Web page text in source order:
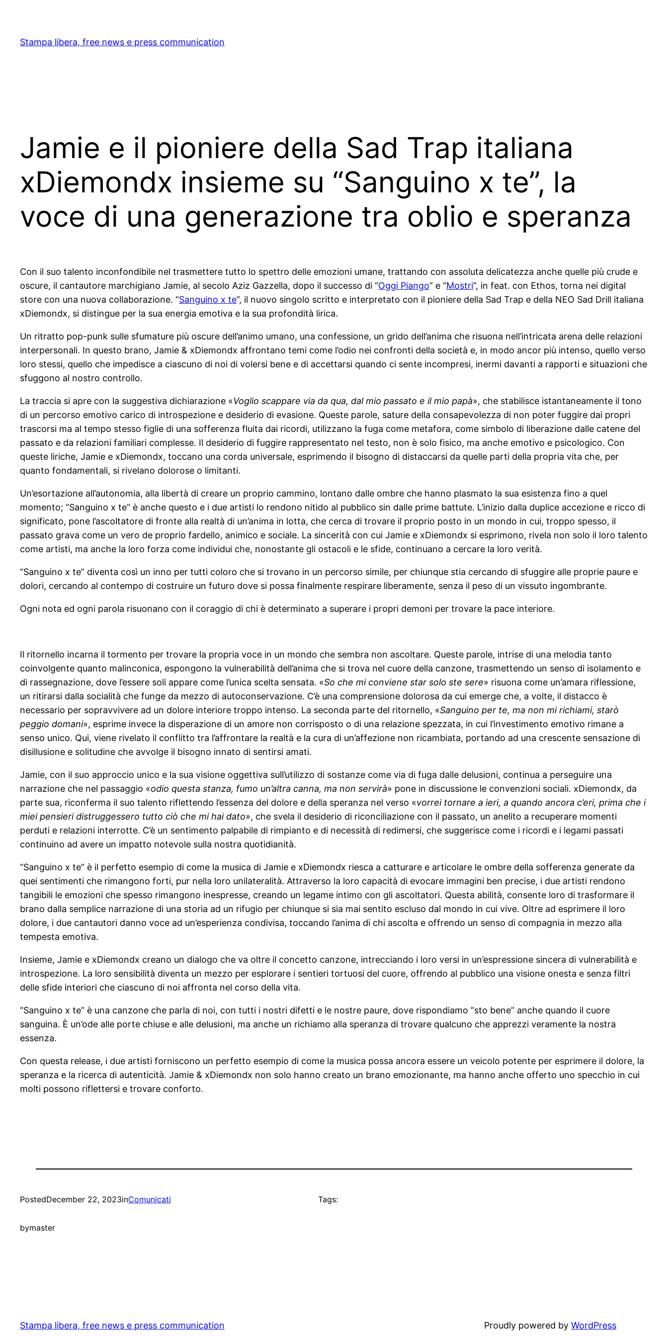
content
Stampa libera, free news e press communication
Jamie e il pioniere della Sad Trap italiana
xDiemondx insieme su “Sanguino x te”, la
voce di una generazione tra oblio e speranza
Con il suo talento inconfondibile nel trasmettere tutto lo spettro delle emozioni umane, trattando con assoluta delicatezza anche quelle più crude e
oscure, il cantautore marchigiano Jamie, al secolo Aziz Gazzella, dopo il successo di “Oggi Piango” e “Mostri”, in feat. con Ethos, torna nei digital
store con una nuova collaborazione. “Sanguino x te”, il nuovo singolo scritto e interpretato con il pioniere della Sad Trap e della NEO Sad Drill italiana
xDiemondx, si distingue per la sua energia emotiva e la sua profondità lirica.
Un ritratto pop-punk sulle sfumature più oscure dell’animo umano, una confessione, un grido dell’anima che risuona nell’intricata arena delle relazioni
interpersonali. In questo brano, Jamie & xDiemondx affrontano temi come l’odio nei confronti della società e, in modo ancor più intenso, quello verso
loro stessi, quello che impedisce a ciascuno di noi di volersi bene e di accettarsi quando ci sente incompresi, inermi davanti a rapporti e situazioni che
sfuggono al nostro controllo.
La traccia si apre con la suggestiva dichiarazione «Voglio scappare via da qua, dal mio passato e il mio papà», che stabilisce istantaneamente il tono
di un percorso emotivo carico di introspezione e desiderio di evasione. Queste parole, sature della consapevolezza di non poter fuggire dai propri
trascorsi ma al tempo stesso figlie di una sofferenza fluita dai ricordi, utilizzano la fuga come metafora, come simbolo di liberazione dalle catene del
passato e da relazioni familiari complesse. Il desiderio di fuggire rappresentato nel testo, non è solo fisico, ma anche emotivo e psicologico. Con
queste liriche, Jamie e xDiemondx, toccano una corda universale, esprimendo il bisogno di distaccarsi da quelle parti della propria vita che, per
quanto fondamentali, si rivelano dolorose o limitanti.
Un’esortazione all’autonomia, alla libertà di creare un proprio cammino, lontano dalle ombre che hanno plasmato la sua esistenza fino a quel
momento; “Sanguino x te” è anche questo e i due artisti lo rendono nitido al pubblico sin dalle prime battute. L’inizio dalla duplice accezione e ricco di
significato, pone l’ascoltatore di fronte alla realtà di un’anima in lotta, che cerca di trovare il proprio posto in un mondo in cui, troppo spesso, il
passato grava come un vero de proprio fardello, animico e sociale. La sincerità con cui Jamie e xDiemondx si esprimono, rivela non solo il loro talento
come artisti, ma anche la loro forza come individui che, nonostante gli ostacoli e le sfide, continuano a cercare la loro verità.
“Sanguino x te” diventa così un inno per tutti coloro che si trovano in un percorso simile, per chiunque stia cercando di sfuggire alle proprie paure e
dolori, cercando al contempo di costruire un futuro dove si possa finalmente respirare liberamente, senza il peso di un vissuto ingombrante.
Ogni nota ed ogni parola risuonano con il coraggio di chi è determinato a superare i propri demoni per trovare la pace interiore.
Il ritornello incarna il tormento per trovare la propria voce in un mondo che sembra non ascoltare. Queste parole, intrise di una melodia tanto
coinvolgente quanto malinconica, espongono la vulnerabilità dell’anima che si trova nel cuore della canzone, trasmettendo un senso di isolamento e
di rassegnazione, dove l’essere soli appare come l’unica scelta sensata. «So che mi conviene star solo ste sere» risuona come un’amara riflessione,
un ritirarsi dalla socialità che funge da mezzo di autoconservazione. C’è una comprensione dolorosa da cui emerge che, a volte, il distacco è
necessario per sopravvivere ad un dolore interiore troppo intenso. La seconda parte del ritornello, «Sanguino per te, ma non mi richiami, starò
peggio domani», esprime invece la disperazione di un amore non corrisposto o di una relazione spezzata, in cui l’investimento emotivo rimane a
senso unico. Qui, viene rivelato il conflitto tra l’affrontare la realtà e la cura di un’affezione non ricambiata, portando ad una crescente sensazione di
disillusione e solitudine che avvolge il bisogno innato di sentirsi amati.
Jamie, con il suo approccio unico e la sua visione oggettiva sull’utilizzo di sostanze come via di fuga dalle delusioni, continua a perseguire una
narrazione che nel passaggio «odio questa stanza, fumo un’altra canna, ma non servirà» pone in discussione le convenzioni sociali. xDiemondx, da
parte sua, riconferma il suo talento riflettendo l’essenza del dolore e della speranza nel verso «vorrei tornare a ieri, a quando ancora c’eri, prima che i
miei pensieri distruggessero tutto ciò che mi hai dato», che svela il desiderio di riconciliazione con il passato, un anelito a recuperare momenti
perduti e relazioni interrotte. C’è un sentimento palpabile di rimpianto e di necessità di redimersi, che suggerisce come i ricordi e i legami passati
continuino ad avere un impatto notevole sulla nostra quotidianità.
“Sanguino x te” è il perfetto esempio di come la musica di Jamie e xDiemondx riesca a catturare e articolare le ombre della sofferenza generate da
quei sentimenti che rimangono forti, pur nella loro unilateralità. Attraverso la loro capacità di evocare immagini ben precise, i due artisti rendono
tangibili le emozioni che spesso rimangono inespresse, creando un legame intimo con gli ascoltatori. Questa abilità, consente loro di trasformare il
brano dalla semplice narrazione di una storia ad un rifugio per chiunque si sia mai sentito escluso dal mondo in cui vive. Oltre ad esprimere il loro
dolore, i due cantautori danno voce ad un’esperienza condivisa, toccando l’anima di chi ascolta e offrendo un senso di compagnia in mezzo alla
tempesta emotiva.
Insieme, Jamie e xDiemondx creano un dialogo che va oltre il concetto canzone, intrecciando i loro versi in un’espressione sincera di vulnerabilità e
introspezione. La loro sensibilità diventa un mezzo per esplorare i sentieri tortuosi del cuore, offrendo al pubblico una visione onesta e senza filtri
delle sfide interiori che ciascuno di noi affronta nel corso della vita.
“Sanguino x te” è una canzone che parla di noi, con tutti i nostri difetti e le nostre paure, dove rispondiamo “sto bene” anche quando il cuore
sanguina. È un’ode alle porte chiuse e alle delusioni, ma anche un richiamo alla speranza di trovare qualcuno che apprezzi veramente la nostra
essenza.
Con questa release, i due artisti forniscono un perfetto esempio di come la musica possa ancora essere un veicolo potente per esprimere il dolore, la
speranza e la ricerca di autenticità. Jamie & xDiemondx non solo hanno creato un brano emozionante, ma hanno anche offerto uno specchio in cui
molti possono riflettersi e trovare conforto.
PostedDecember 22, 2023inComunicati
bymaster
Tags:
Stampa libera, free news e press communication Proudly powered by WordPress